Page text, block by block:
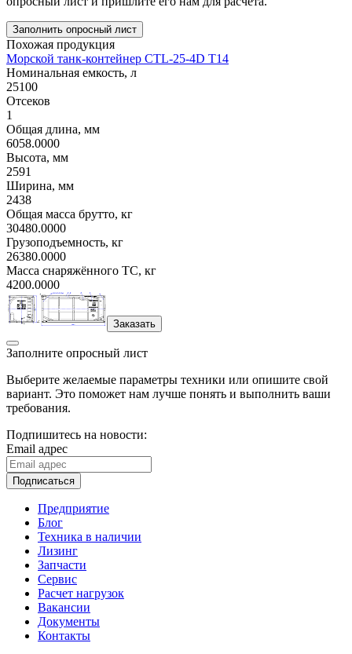
Заполнить опросный лист
Похожая продукция
Морской танк-контейнер CTL-25-4D T14
Номинальная емкость, л
25100
Отсеков
1
Общая длина, мм
6058.0000
Высота, мм
2591
Ширина, мм
2438
Общая масса брутто, кг
30480.0000
Грузоподъемность, кг
26380.0000
Масса снаряжённого ТС, кг
4200.0000
Заказать
Заполните опросный лист
Выберите желаемые параметры техники или опишите свой
вариант. Это поможет нам лучше понять и выполнить ваши
требования.
Подпишитесь на новости:
Email адрес
Подписаться
Предприятие
Блог
Техника в наличии
Лизинг
Запчасти
Сервис
Расчет нагрузок
Вакансии
Документы
Контакты